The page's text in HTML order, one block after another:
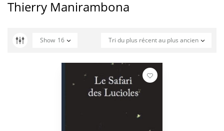
Thierry Manirambona
Tri du plus récent au plus ancien
Show 16